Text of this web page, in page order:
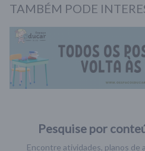
TAMBÉM PODE
Pesquise por
Encontre atividades, planos de